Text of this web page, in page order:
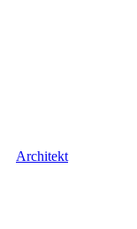
Architekt